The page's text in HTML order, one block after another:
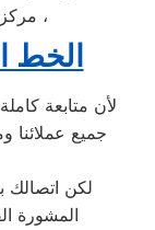
مركز صيانة يونيون اير فايد المعتمد بفايد ،
الخط
لأن متابعة
جميع عملائنا
لكن اتصالك
المشورة